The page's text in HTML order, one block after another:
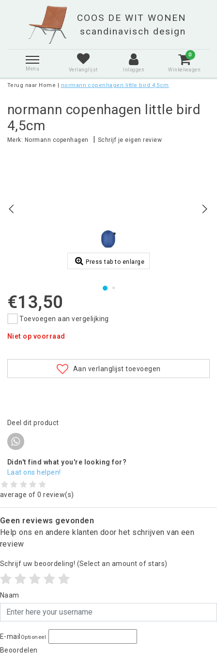
Menu Verlanglijst Inloggen
0
Winkelwagen
Terug naar Home | normann copenhagen little bird 4,5cm
normann copenhagen little bird
4,5cm
Merk: Normann copenhagen | Schrijf je eigen review
Press tab to enlarge
€13,50
Toevoegen aan vergelijking
Niet op voorraad
Aan verlanglijst toevoegen
Deel dit product
Didn't find what you're looking for?
Laat ons helpen!
average of 0 review(s)
Geen reviews gevonden
Help ons en andere klanten door het schrijven van een
review
Schrijf uw beoordeling! (Select an amount of stars)
Naam
E-mail Optioneel
Beoordelen